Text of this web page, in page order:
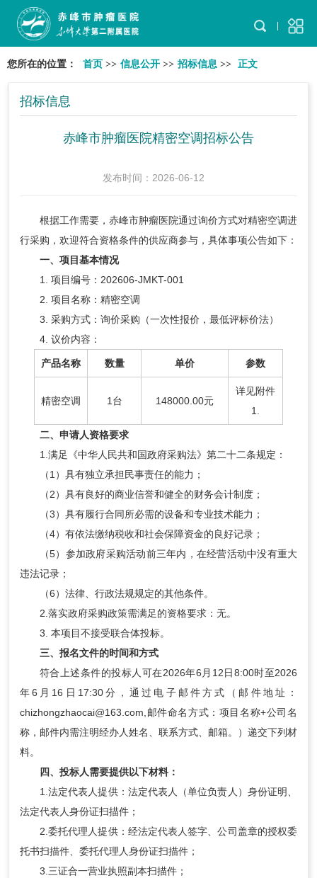
您所在的位置： 首页 >> 信息公开 >> 招标信息 >> 正文
招标信息
赤峰市肿瘤医院精密空调招标公告
发布时间：2026-06-12
根据工作需要，赤峰市肿瘤医院通过询价方式对精密空调进
行采购，欢迎符合资格条件的供应商参与，具体事项公告如下：
一、项目基本情况
1. 项目编号：202606-JMKT-001
2. 项目名称：精密空调
3. 采购方式：询价采购（一次性报价，最低评标价法）
4. 议价内容：
产品名称 数量 单价 参数
精密空调 1台 148000.00元
详见附件
1.
二、申请人资格要求
1.满足《中华人民共和国政府采购法》第二十二条规定：
（1）具有独立承担民事责任的能力；
（2）具有良好的商业信誉和健全的财务会计制度；
（3）具有履行合同所必需的设备和专业技术能力；
（4）有依法缴纳税收和社会保障资金的良好记录；
（5）参加政府采购活动前三年内，在经营活动中没有重大
违法记录；
（6）法律、行政法规规定的其他条件。
2.落实政府采购政策需满足的资格要求：无。
3. 本项目不接受联合体投标。
三、报名文件的时间和方式
符合上述条件的投标人可在2026年6月12日8:00时至2026
年6月16日17:30分，通过电子邮件方式（邮件地址：
chizhongzhaocai@163.com,邮件命名方式：项目名称+公司名
称，邮件内需注明经办人姓名、联系方式、邮箱。）递交下列材
料。
四、投标人需要提供以下材料：
1.法定代表人提供：法定代表人（单位负责人）身份证明、
法定代表人身份证扫描件；
2.委托代理人提供：经法定代表人签字、公司盖章的授权委
托书扫描件、委托代理人身份证扫描件；
3.三证合一营业执照副本扫描件；